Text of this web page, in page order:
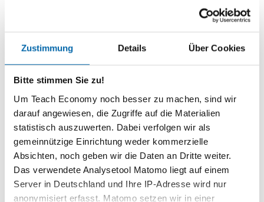
Zustimmung Details Über Cookies
Bitte stimmen Sie zu!
Um Teach Economy noch besser zu machen, sind wir
darauf angewiesen, die Zugriffe auf die Materialien
statistisch auszuwerten. Dabei verfolgen wir als
gemeinnützige Einrichtung weder kommerzielle
Absichten, noch geben wir die Daten an Dritte weiter.
Das verwendete Analysetool Matomo liegt auf einem
Server in Deutschland und Ihre IP-Adresse wird nur
anonymisiert erfasst. Matomo setzen wir in einer
europäische Handelspolitik, und wie sollte sich Europa angesichts
der veränderten Rahmenbedingungen positionieren? Stehen
wirtschaftliche Offenheit und Sicherheit dabei zwangsläufig im
Widerspruch? Nicht jede Handelsverflechtung stellt gleich ein
strategischen Flaschenhälsen. Kritisch werden solche
Abhängigkeiten vor allem dann, wenn zwei Bedingungen erfüllt
sind: zum einen, wenn ein Produkt nur von einem oder sehr
wenigen Lieferländern bezogen wird, und zum anderen, wenn sich
einzelne Lieferausfälle hohe Kosten verursachen, und es entsteht
geoökonomisches Erpressungspotenzial.
In der Diskussion schwingt häufig die Annahme mit, dass ein
teilweiser Rückzug aus der internationalen Arbeitsteilung an